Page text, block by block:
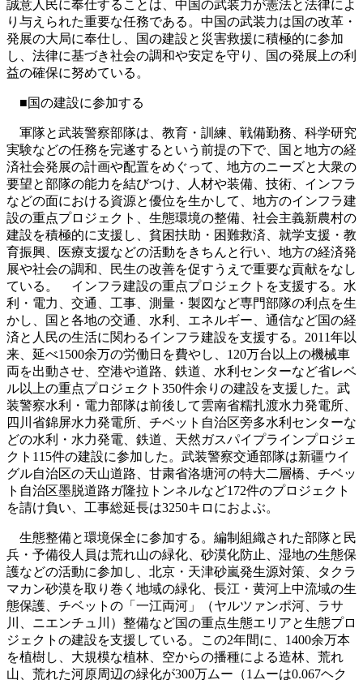
誠意人民に奉仕することは、中国の武装力が憲法と法律によ
り与えられた重要な任務である。中国の武装力は国の改革・
発展の大局に奉仕し、国の建設と災害救援に積極的に参加
し、法律に基づき社会の調和や安定を守り、国の発展上の利
益の確保に努めている。
■国の建設に参加する
軍隊と武装警察部隊は、教育・訓練、戦備勤務、科学研究
実験などの任務を完遂するという前提の下で、国と地方の経
済社会発展の計画や配置をめぐって、地方のニーズと大衆の
要望と部隊の能力を結びつけ、人材や装備、技術、インフラ
などの面における資源と優位を生かして、地方のインフラ建
設の重点プロジェクト、生態環境の整備、社会主義新農村の
建設を積極的に支援し、貧困扶助・困難救済、就学支援・教
育振興、医療支援などの活動をきちんと行い、地方の経済発
展や社会の調和、民生の改善を促すうえで重要な貢献をなし
ている。 インフラ建設の重点プロジェクトを支援する。水
利・電力、交通、工事、測量・製図など専門部隊の利点を生
かし、国と各地の交通、水利、エネルギー、通信など国の経
済と人民の生活に関わるインフラ建設を支援する。2011年以
来、延べ1500余万の労働日を費やし、120万台以上の機械車
両を出動させ、空港や道路、鉄道、水利センターなど省レベ
ル以上の重点プロジェクト350件余りの建設を支援した。武
装警察水利・電力部隊は前後して雲南省糯扎渡水力発電所、
四川省錦屏水力発電所、チベット自治区旁多水利センターな
どの水利・水力発電、鉄道、天然ガスパイプラインプロジェ
クト115件の建設に参加した。武装警察交通部隊は新疆ウイ
グル自治区の天山道路、甘粛省洛塘河の特大二層橋、チベッ
ト自治区墨脱道路ガ隆拉トンネルなど172件のプロジェクト
を請け負い、工事総延長は3250キロにおよぶ。
生態整備と環境保全に参加する。編制組織された部隊と民
兵・予備役人員は荒れ山の緑化、砂漠化防止、湿地の生態保
護などの活動に参加し、北京・天津砂嵐発生源対策、タクラ
マカン砂漠を取り巻く地域の緑化、長江・黄河上中流域の生
態保護、チベットの「一江両河」（ヤルツァンポ河、ラサ
川、ニエンチュ川）整備など国の重点生態エリアと生態プロ
ジェクトの建設を支援している。この2年間に、1400余万本
を植樹し、大規模な植林、空からの播種による造林、荒れ
山、荒れた河原周辺の緑化が300万ムー（1ムーは0.067ヘク